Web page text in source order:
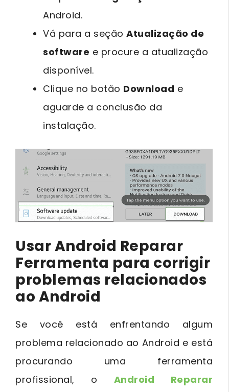
Android.
Vá para a seção Atualização de
software e procure a atualização
disponível.
Clique no botão Download e
aguarde a conclusão da
instalação.
Usar Android Reparar
Ferramenta para corrigir
problemas relacionados
ao Android
Se você está enfrentando algum
problema relacionado ao Android e está
procurando uma ferramenta
profissional, o Android Reparar